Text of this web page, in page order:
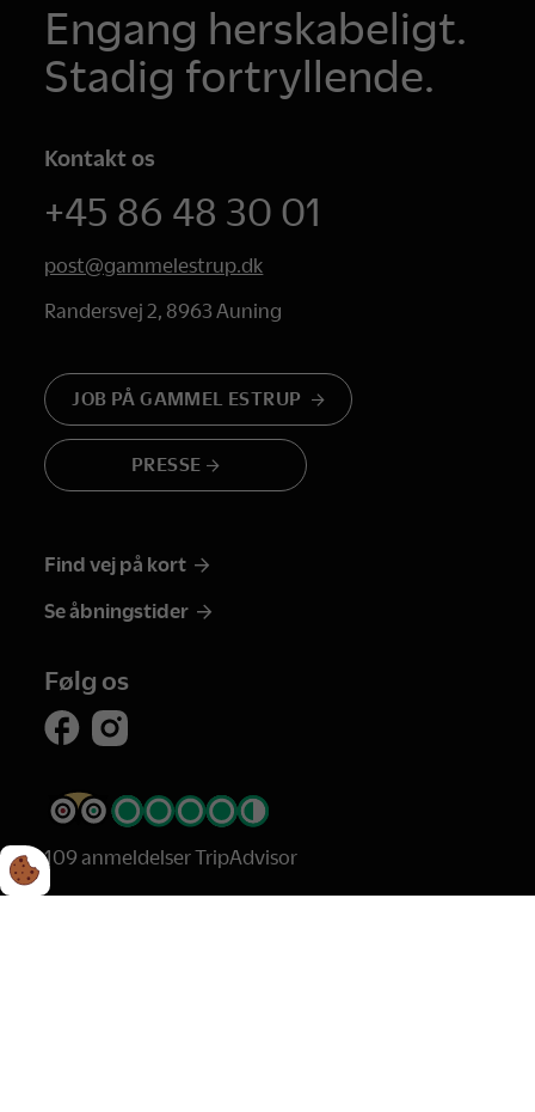
Engang herskabeligt.
Stadig fortryllende.
Kontakt os
+45 86 48 30 01
post@gammelestrup.dk
Randersvej 2, 8963 Auning
JOB PÅ GAMMEL ESTRUP
PRESSE
Find vej på kort
Se åbningstider
Følg os
109 anmeldelser TripAdvisor